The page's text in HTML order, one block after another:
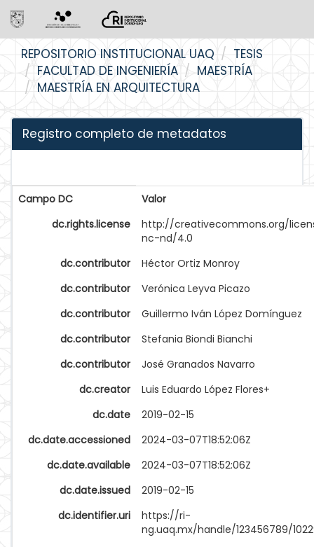
navigation
REPOSITORIO INSTITUCIONAL UAQ
TESIS
FACULTAD DE INGENIERÍA
MAESTRÍA
MAESTRÍA EN ARQUITECTURA
Registro completo de metadatos
Campo DC
Valor
dc.rights.license
http://creativecommons.org/
nc-nd/4.0
dc.contributor
Héctor Ortiz Monroy
dc.contributor
Verónica Leyva Picazo
dc.contributor
Guillermo Iván López Domínguez
dc.contributor
Stefania Biondi Bianchi
dc.contributor
José Granados Navarro
dc.creator
Luis Eduardo López Flores+
dc.date
2019-02-15
dc.date.accessioned
2024-03-07T18:52:06Z
dc.date.available
2024-03-07T18:52:06Z
dc.date.issued
2019-02-15
dc.identifier.uri
https://ri-
ng.uaq.mx/handle/123456789/